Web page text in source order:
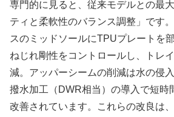
専門的に見ると、従来モデルとの最
ティと柔軟性のバランス調整」です
スのミッドソールにTPUプレートを
ねじれ剛性をコントロールし、トレ
減。アッパーシームの削減は水の侵
撥水加工（DWR相当）の導入で短時
改善されています。これらの改良は